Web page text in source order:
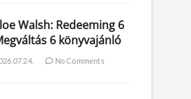
Walsh: Redeeming 6
6 könyvajánló
No Comments